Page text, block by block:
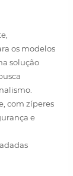
os modelos
solução
com zíperes
e
o bolso